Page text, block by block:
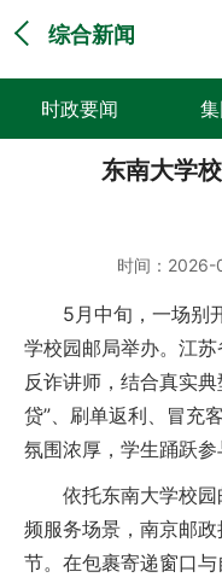
综合新闻
时政要闻
媒体聚焦东南大学
时间： 2026-
5月中旬，一场别开
学校园邮局举办。江
反诈讲师，结合真实
贷”、刷单返利、冒充
氛围浓厚，学生踊跃参
依托东南大学校园
频服务场景，南京邮
节。在包裹寄递窗口